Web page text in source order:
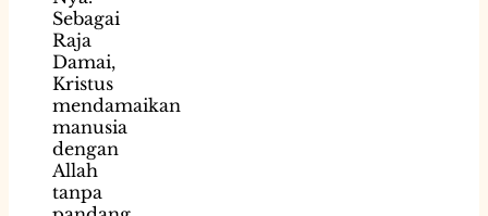
Sebagai
Raja
Damai,
Kristus
mendamaikan
manusia
dengan
Allah
tanpa